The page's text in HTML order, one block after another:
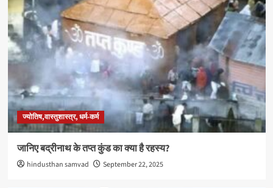
ज्योतिष,वास्तुशास्त्र, धर्म-कर्म
जानिए बद्रीनाथ के तप्त कुंड का क्या है रहस्य?
hindusthan samvad September 22, 2025